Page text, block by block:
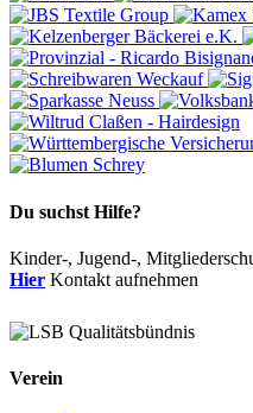
Du suchst Hilfe?
Kinder-, Jugend-,
Hier Kontakt aufnehmen
Verein